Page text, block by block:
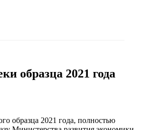
образца 2021 года
образца 2021 года, полностью